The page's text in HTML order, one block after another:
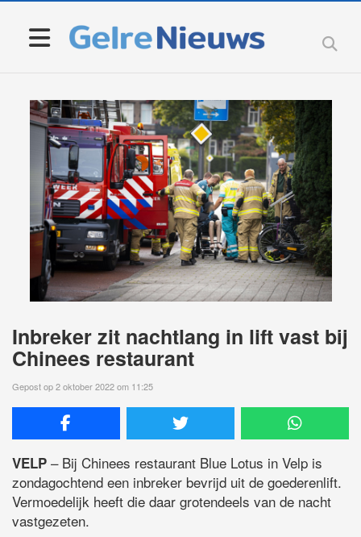
Inbreker zit nachtlang in lift vast bij
Chinees restaurant
Gepost op 2 oktober 2022 om 11:25
VELP – Bij Chinees restaurant Blue Lotus in Velp is
zondagochtend een inbreker bevrijd uit de goederenlift.
Vermoedelijk heeft die daar grotendeels van de nacht
vastgezeten.